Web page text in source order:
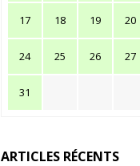
17 18 19 20
24 25 26 27
31
ARTICLES RÉCENTS